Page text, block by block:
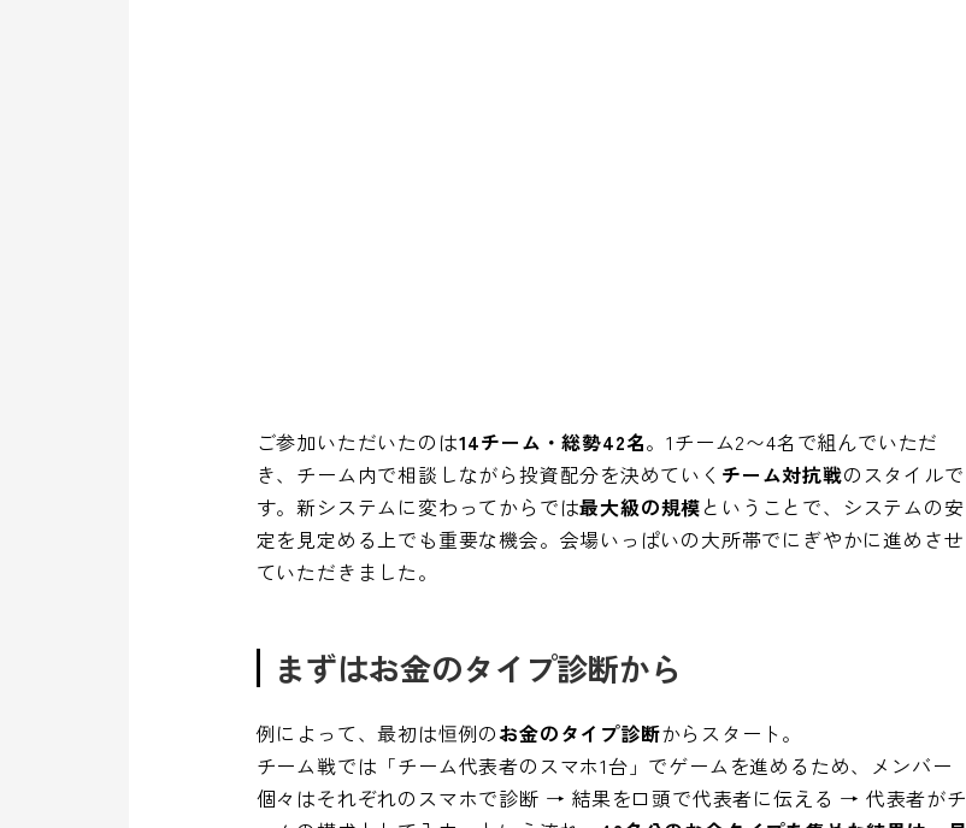
ご参加いただいたのは14チーム・総勢42名。1チーム2〜4名で組んでいただ
き、チーム内で相談しながら投資配分を決めていく チーム対抗戦のスタイルで
す。新システムに変わってからでは最大級の規模ということで、システムの安
定を見定める上でも重要な機会。会場いっぱいの大所帯でにぎやかに進めさせ
ていただきました。
まずはお金のタイプ診断から
例によって、最初は恒例のお金のタイプ診断からスタート。
チーム戦では「チーム代表者のスマホ1台」でゲームを進めるため、メンバー
個々はそれぞれのスマホで診断 → 結果を口頭で代表者に伝える → 代表者がチ